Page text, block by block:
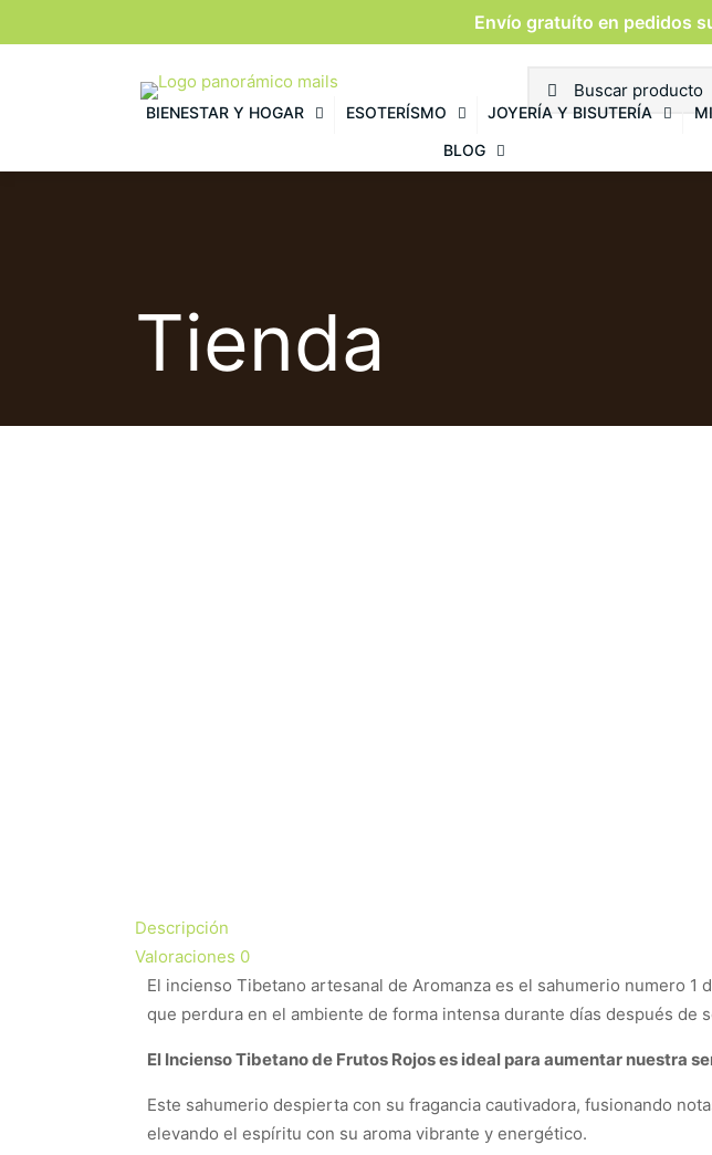
Envío gratuíto en pedidos
BIENESTAR Y HOGAR ESOTERÍSMO JOYERÍA Y BISUTERÍA
BLOG
Tienda
Descripción
Valoraciones 0
El incienso Tibetano artesanal de Aromanza es el sahumerio numero
que perdura en el ambiente de forma intensa durante días después de
El Incienso Tibetano de Frutos Rojos es ideal para aumentar nuestra
Este sahumerio despierta con su fragancia cautivadora, fusionando
elevando el espíritu con su aroma vibrante y energético.